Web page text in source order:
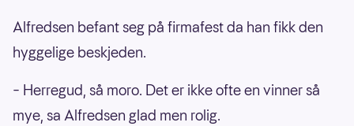
Alfredsen befant seg på firmafest da han fikk den
hyggelige beskjeden.
– Herregud, så moro. Det er ikke ofte en vinner så
mye, sa Alfredsen glad men rolig.